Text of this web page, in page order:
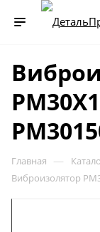
Главная —
Виброизолятор